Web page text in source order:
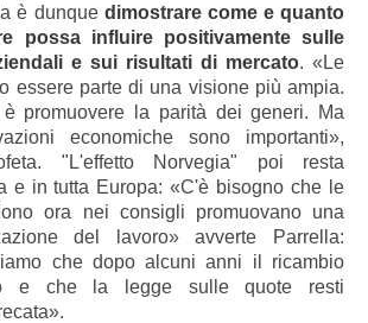
è dunque dimostrare come e quanto
possa influire positivamente sulle
e sui risultati di mercato. «Le
essere parte di una visione più ampia.
è promuovere la parità dei generi. Ma
economiche sono importanti»,
"L'effetto Norvegia" poi resta
e in tutta Europa: «C'è bisogno che le
ora nei consigli promuovano una
del lavoro» avverte Parrella:
che dopo alcuni anni il ricambio
e che la legge sulle quote resti